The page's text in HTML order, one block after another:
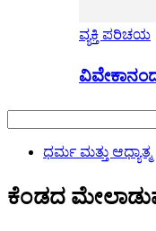
ವ್ಯಕ್ತಿ ಪರಿಚಯ
ಧರ್ಮ ಮತ್ತು ಆಧ್ಯಾತ್ಮ
ಕೆಂಡದ